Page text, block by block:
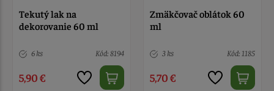
Tekutý lak na
dekorovanie 60 ml
6 ks Kód: 8194
5,90 €
Zmäkčovač oblátok 60
ml
3 ks Kód: 1185
5,70 €